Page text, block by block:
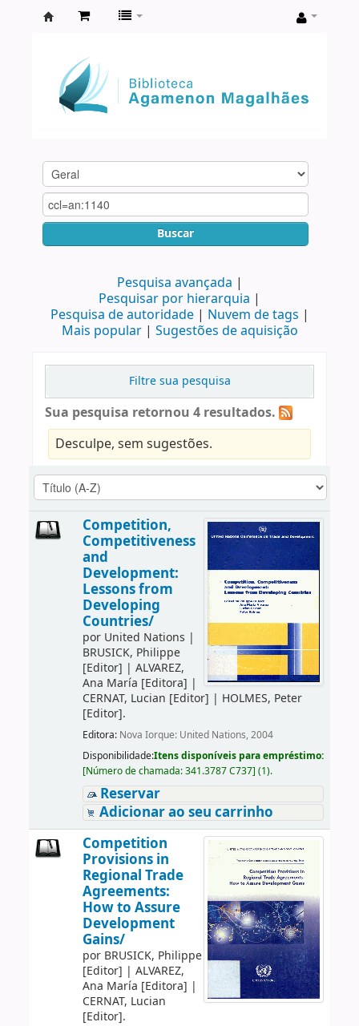
Agamenon
Magalhães
Buscar
Pesquisa avançada
Pesquisar por hierarquia
Pesquisa de autoridade
Nuvem de tags
Mais popular
Sugestões de aquisição
Filtre sua pesquisa
Sua pesquisa retornou 4 resultados.
Desculpe, sem sugestões.
Competition,
Competitiveness
and
Development:
Lessons from
Developing
Countries/
por United Nations |
BRUSICK, Philippe
[Editor] | ALVAREZ,
Ana María [Editora] |
CERNAT, Lucian [Editor] | HOLMES, Peter
[Editor].
Editora: Nova Iorque: United Nations, 2004
Disponibilidade:Itens disponíveis para empréstimo:
[Número de chamada:341.3787 C737] (1).
Reservar
Adicionar ao seu carrinho
Competition
Provisions in
Regional Trade
Agreements:
How to Assure
Development
Gains/
por BRUSICK, Philippe
[Editor] | ALVAREZ,
Ana María [Editora] |
CERNAT, Lucian
[Editor].